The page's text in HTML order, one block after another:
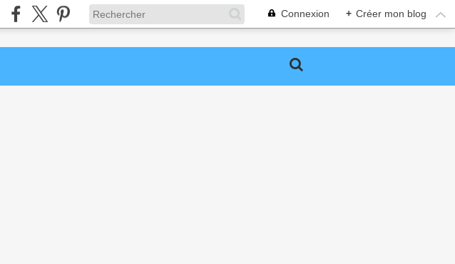
Connexion + Créer mon blog